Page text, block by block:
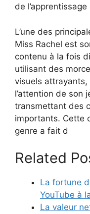
de
L’une des
Miss Rachel est
contenu à la fois
utilisant des
visuels
l’attention de son
transmettant des
importants. Cette
genre a fait d
Related
La fortune
YouTube à
La valeur